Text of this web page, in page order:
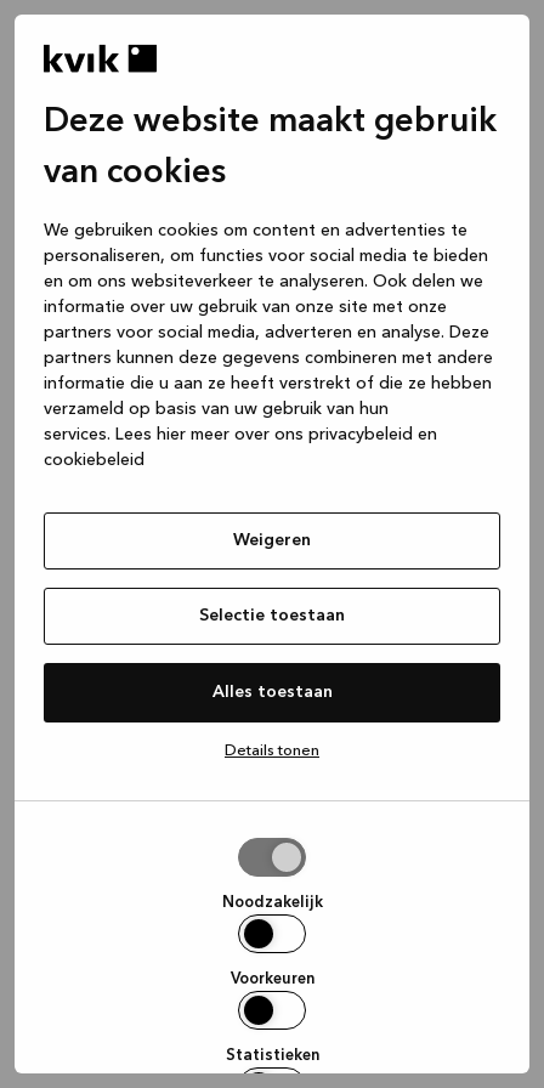
Deze website maakt gebruik
van cookies
We gebruiken cookies om content en advertenties te
personaliseren, om functies voor social media te bieden
en om ons websiteverkeer te analyseren. Ook delen we
informatie over uw gebruik van onze site met onze
partners voor social media, adverteren en analyse. Deze
partners kunnen deze gegevens combineren met andere
informatie die u aan ze heeft verstrekt of die ze hebben
verzameld op basis van uw gebruik van hun
services. Lees hier meer over ons privacybeleid en
cookiebeleid
Weigeren
Selectie toestaan
Alles toestaan
Details tonen
Noodzakelijk
Voorkeuren
Statistieken
(see the browser console for more
information).